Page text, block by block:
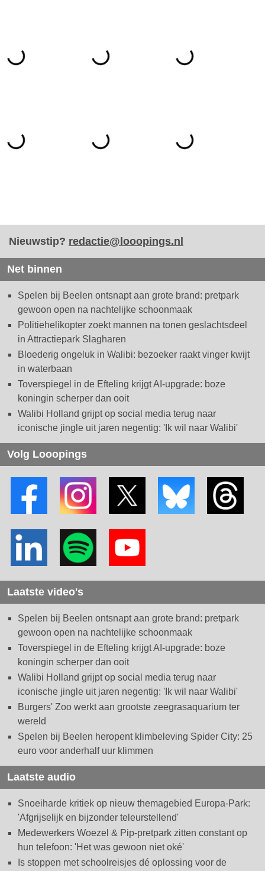
Nieuwstip? redactie@looopings.nl
Net binnen
Spelen bij Beelen ontsnapt aan grote brand: pretpark
gewoon open na nachtelijke schoonmaak
Politiehelikopter zoekt mannen na tonen geslachtsdeel
in Attractiepark Slagharen
Bloederig ongeluk in Walibi: bezoeker raakt vinger kwijt
in waterbaan
Toverspiegel in de Efteling krijgt AI-upgrade: boze
koningin scherper dan ooit
Walibi Holland grijpt op social media terug naar
iconische jingle uit jaren negentig: 'Ik wil naar Walibi'
Volg Looopings
Laatste video's
Spelen bij Beelen ontsnapt aan grote brand: pretpark
gewoon open na nachtelijke schoonmaak
Toverspiegel in de Efteling krijgt AI-upgrade: boze
koningin scherper dan ooit
Walibi Holland grijpt op social media terug naar
iconische jingle uit jaren negentig: 'Ik wil naar Walibi'
Burgers' Zoo werkt aan grootste zeegrasaquarium ter
wereld
Spelen bij Beelen heropent klimbeleving Spider City: 25
euro voor anderhalf uur klimmen
Laatste audio
Snoeiharde kritiek op nieuw themagebied Europa-Park:
'Afgrijselijk en bijzonder teleurstellend'
Medewerkers Woezel & Pip-pretpark zitten constant op
hun telefoon: 'Het was gewoon niet oké'
Is stoppen met schoolreisjes dé oplossing voor de